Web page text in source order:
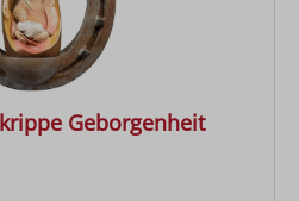
Geborgenheit